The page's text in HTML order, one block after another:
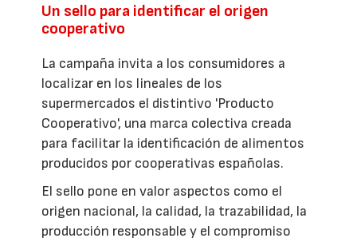
Un sello para identificar el origen
cooperativo
La campaña invita a los consumidores a
localizar en los lineales de los
supermercados el distintivo 'Producto
Cooperativo', una marca colectiva creada
para facilitar la identificación de alimentos
producidos por cooperativas españolas.
El sello pone en valor aspectos como el
origen nacional, la calidad, la trazabilidad, la
producción responsable y el compromiso